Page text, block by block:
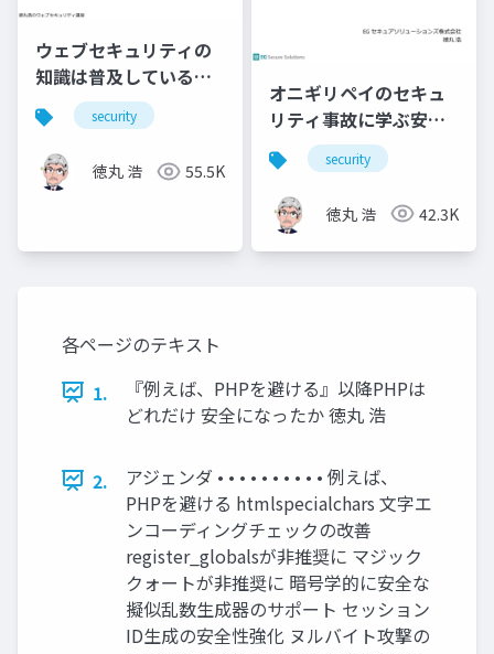
ウェブセキュリティの
知識は普及している
か、徳丸本の著者が憂
慮していること
security
徳丸 浩 55.5K
オニギリペイのセキュ
リティ事故に学ぶ安全
なサービスの構築法
security
徳丸 浩 42.3K
各ページのテキスト
1.
『例えば、PHPを避ける』以降PHPは
どれだけ 安全になったか 徳丸 浩
2.
アジェンダ • • • • • • • • • • 例えば、
PHPを避ける htmlspecialchars 文字エ
ンコーディングチェックの改善
register_globalsが非推奨に マジック
クォートが非推奨に 暗号学的に安全な
擬似乱数生成器のサポート セッション
ID生成の安全性強化 ヌルバイト攻撃の